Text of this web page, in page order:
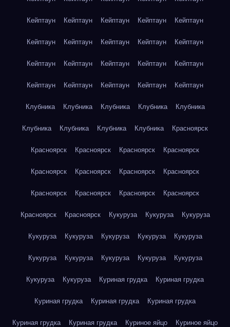
Кейптаун Кейптаун Кейптаун Кейптаун Кейптаун
Кейптаун Кейптаун Кейптаун Кейптаун Кейптаун
Кейптаун Кейптаун Кейптаун Кейптаун Кейптаун
Кейптаун Кейптаун Кейптаун Кейптаун Кейптаун
Клубника Клубника Клубника Клубника Клубника
Клубника Клубника Клубника Клубника Красноярск
Красноярск Красноярск Красноярск Красноярск
Красноярск Красноярск Красноярск Красноярск
Красноярск Красноярск Красноярск Красноярск
Красноярск Красноярск Кукуруза Кукуруза Кукуруза
Кукуруза Кукуруза Кукуруза Кукуруза Кукуруза
Кукуруза Кукуруза Кукуруза Кукуруза Кукуруза
Кукуруза Кукуруза Куриная грудка Куриная грудка
Куриная грудка Куриная грудка Куриная грудка
Куриная грудка Куриная грудка Куриное яйцо Куриное яйцо